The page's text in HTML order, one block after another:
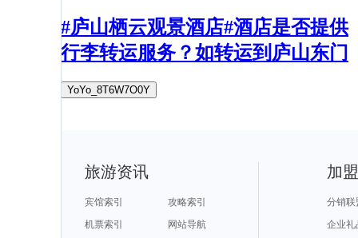
#庐山栖云观景酒店#酒店是否提供
行李转运服务？如转运到庐山东门
YoYo_8T6W7O0Y
旅游资讯
宾馆索引
攻略索引
机票索引
网站导航
加
分销联
企业礼